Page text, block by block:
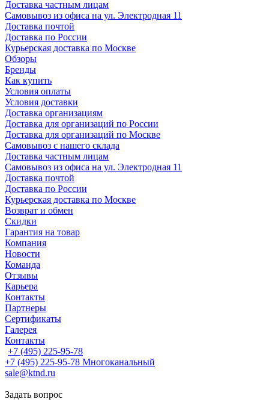
Доставка частным лицам
Самовывоз из офиса на ул. Электродная 11
Доставка почтой
Доставка по России
Курьерская доставка по Москве
Обзоры
Бренды
Как купить
Условия оплаты
Условия доставки
Доставка организациям
Доставка для организаций по России
Доставка для организаций по Москве
Самовывоз с нашего склада
Доставка частным лицам
Самовывоз из офиса на ул. Электродная 11
Доставка почтой
Доставка по России
Курьерская доставка по Москве
Возврат и обмен
Скидки
Гарантия на товар
Компания
Новости
Команда
Отзывы
Карьера
Контакты
Партнеры
Сертификаты
Галерея
Контакты
+7 (495) 225-95-78
+7 (495) 225-95-78 Многоканальный
sale@ktnd.ru
Задать вопрос